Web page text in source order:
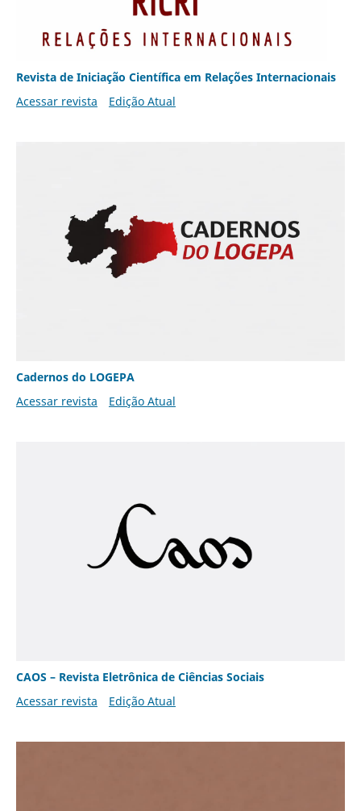
Revista de Iniciação Científica em Relações Internacionais
Acessar revista
Edição Atual
Cadernos do LOGEPA
Acessar revista
Edição Atual
CAOS – Revista Eletrônica de Ciências Sociais
Acessar revista
Edição Atual